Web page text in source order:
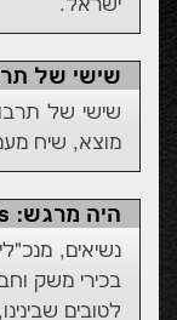
ישראל.
שישי של
שישי של
מוצא, שיח
היה מרגש: Prime Club Awards
נשיאים,
בכירי משק
לטובים